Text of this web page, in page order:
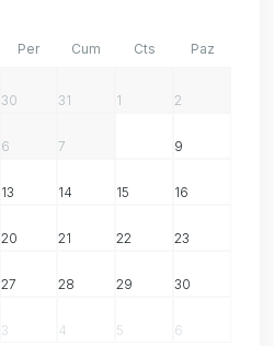
Per Cum Cts Paz
30 31 1 2
6 7 9
13 14 15 16
20 21 22 23
27 28 29 30
3 4 5 6